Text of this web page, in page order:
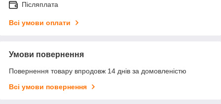
Післяплата
Всі умови оплати
Умови повернення
Повернення товару впродовж 14 днів за домовленістю
Всі умови повернення